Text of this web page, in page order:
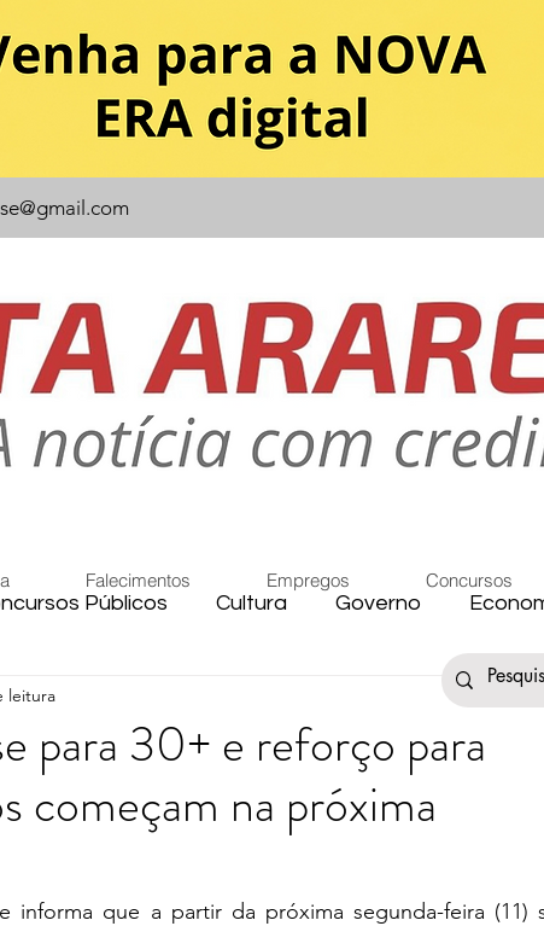
Falecimentos Empregos Concursos
Públicos Cultura Governo
Saúde Fake News
Governo Federal
para 30+ e reforço para
começam na próxima
leitura
informa que a partir da próxima segunda-feira (11)